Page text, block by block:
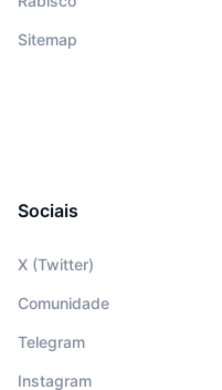
Sitemap
Sociais
X (Twitter)
Comunidade
Telegram
Instagram